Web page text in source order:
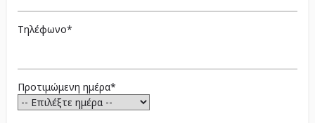
Τηλέφωνο*
Προτιμώμενη ημέρα*